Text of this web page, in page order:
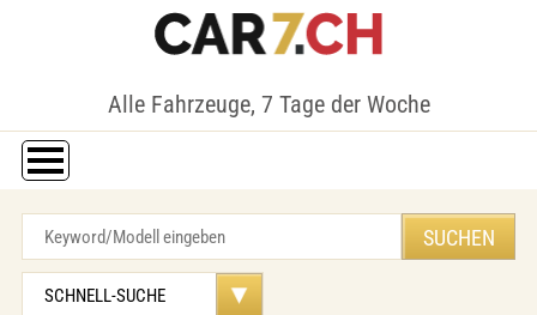
Alle Fahrzeuge, 7 Tage der Woche